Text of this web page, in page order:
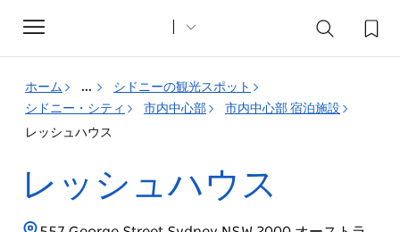
Toggle
navigation
ホーム ...
シドニーの観光スポット
シドニー・シティ
市内中心部
市内中心部 宿泊施設
レッシュハウス
レッシュハウス